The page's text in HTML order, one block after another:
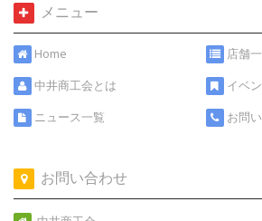
メニュー
Home
中井商工会とは
ニュース一覧
店舗
イベ
お問
お問い合わせ